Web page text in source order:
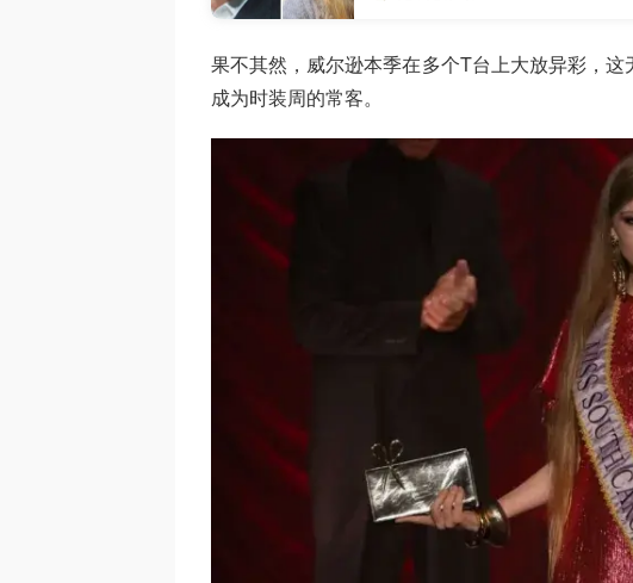
果不其然，威尔逊本季在多个T台上大放异彩，
成为时装周的常客。